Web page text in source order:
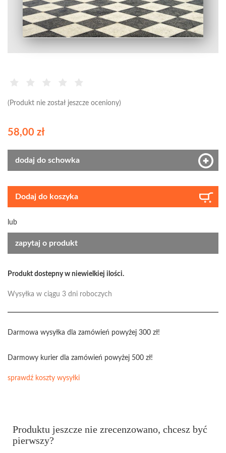
(Produkt nie został jeszcze oceniony)
58,00 zł
dodaj do schowka
Dodaj do koszyka
lub
zapytaj o produkt
Produkt dostepny w niewielkiej ilości.
Wysyłka w ciągu 3 dni roboczych
Darmowa wysyłka dla zamówień powyżej 300 zł!
Darmowy kurier dla zamówień powyżej 500 zł!
sprawdź koszty wysyłki
Produktu jeszcze nie zrecenzowano, chcesz być
pierwszy?